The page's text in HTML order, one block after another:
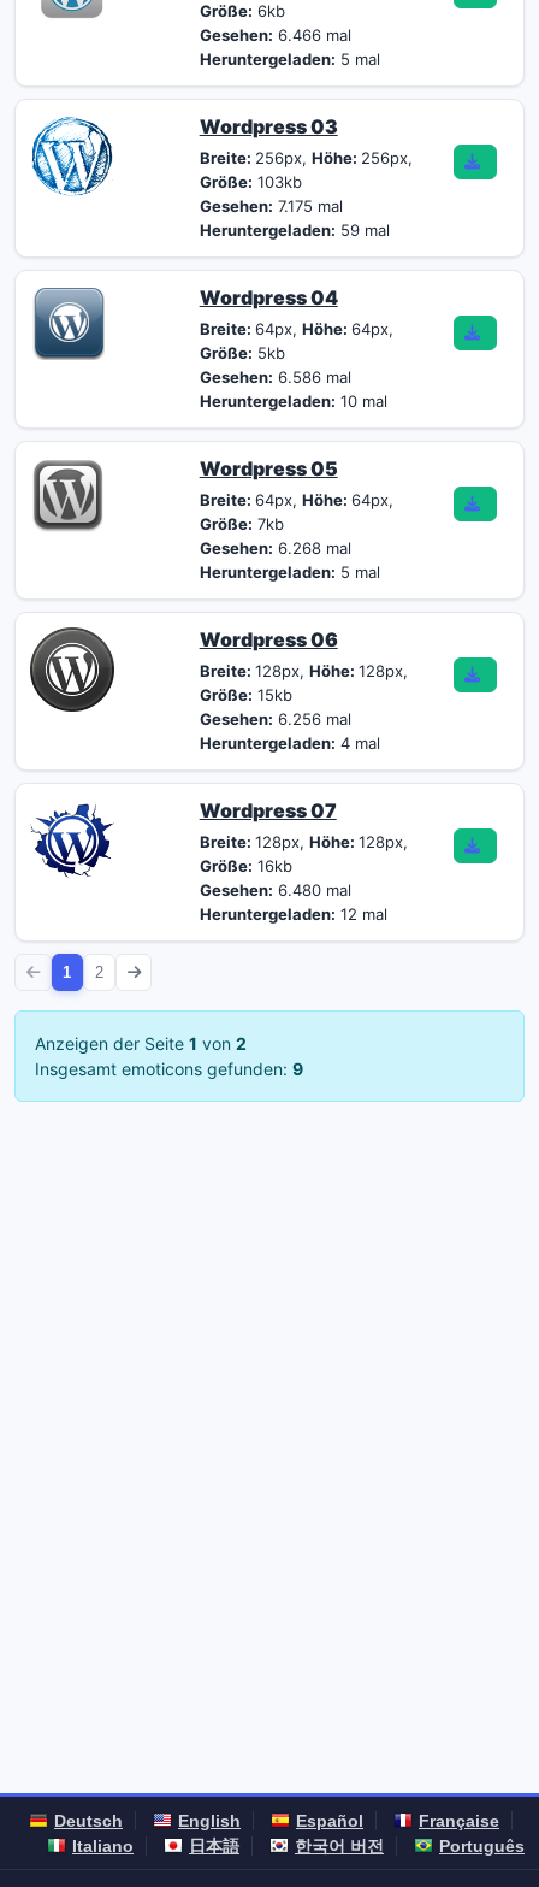
Größe: 6kb
Gesehen: 6.466 mal
Heruntergeladen: 5 mal
Wordpress 03
Breite: 256px, Höhe: 256px,
Größe: 103kb
Gesehen: 7.175 mal
Heruntergeladen: 59 mal
Wordpress 04
Breite: 64px, Höhe: 64px,
Größe: 5kb
Gesehen: 6.586 mal
Heruntergeladen: 10 mal
Wordpress 05
Breite: 64px, Höhe: 64px,
Größe: 7kb
Gesehen: 6.268 mal
Heruntergeladen: 5 mal
Wordpress 06
Breite: 128px, Höhe: 128px,
Größe: 15kb
Gesehen: 6.256 mal
Heruntergeladen: 4 mal
Wordpress 07
Breite: 128px, Höhe: 128px,
Größe: 16kb
Gesehen: 6.480 mal
Heruntergeladen: 12 mal
1 2
Anzeigen der Seite 1 von 2
Insgesamt emoticons gefunden: 9
Deutsch English Español
Française
Italiano
日本語 한국어 버전 Português